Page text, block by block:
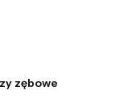
zębowe